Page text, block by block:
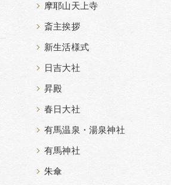
摩耶山天上寺
斎主挨拶
新生活様式
日吉大社
昇殿
春日大社
有馬温泉・湯泉神社
有馬神社
朱傘